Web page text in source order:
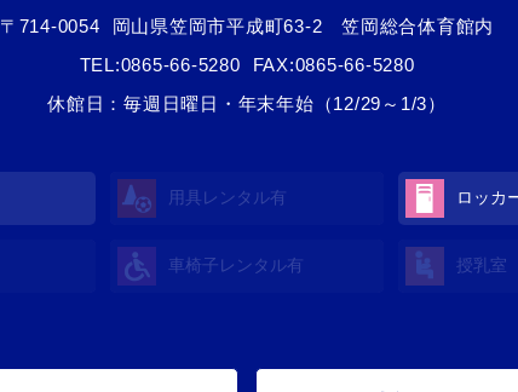
〒714-0054
岡山県笠岡市平成町63-2 笠岡総合体育館内
TEL:0865-66-5280
FAX:0865-66-5280
休館日：毎週日曜日・年末年始（12/29～1/3）
用具レンタル有 ロッカ
車椅子レンタル有 授乳室